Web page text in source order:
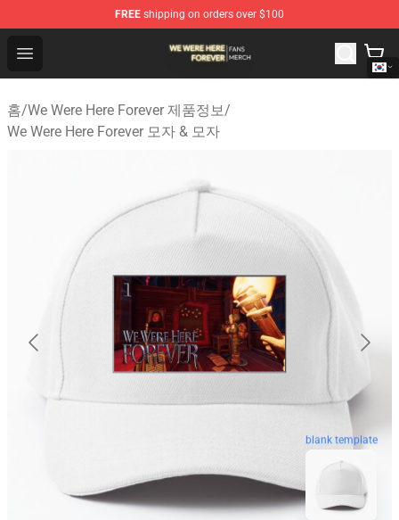
FREE shipping on orders over $100
Open menu
We Were Here Forever Shop - Official We Were Here
홈/We Were Here Forever 제품정보/
We Were Here Forever 모자 & 모자
blank template